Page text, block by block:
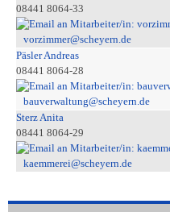
08441 8064-33
vorzimmer@scheyern.de
Päsler Andreas
08441 8064-28
bauverwaltung@scheyern.de
Sterz Anita
08441 8064-29
kaemmerei@scheyern.de